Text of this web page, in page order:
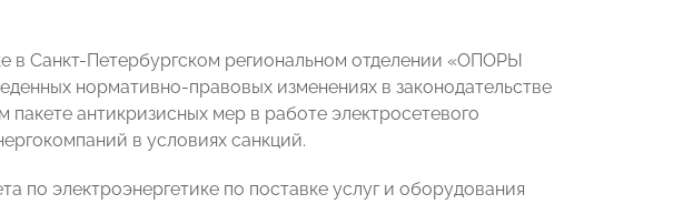
в Санкт-Петербургском региональном отделении «ОПОРЫ
нормативно-правовых изменениях в законодательстве
антикризисных мер в работе электросетевого
в условиях санкций.
по электроэнергетике по поставке услуг и оборудования